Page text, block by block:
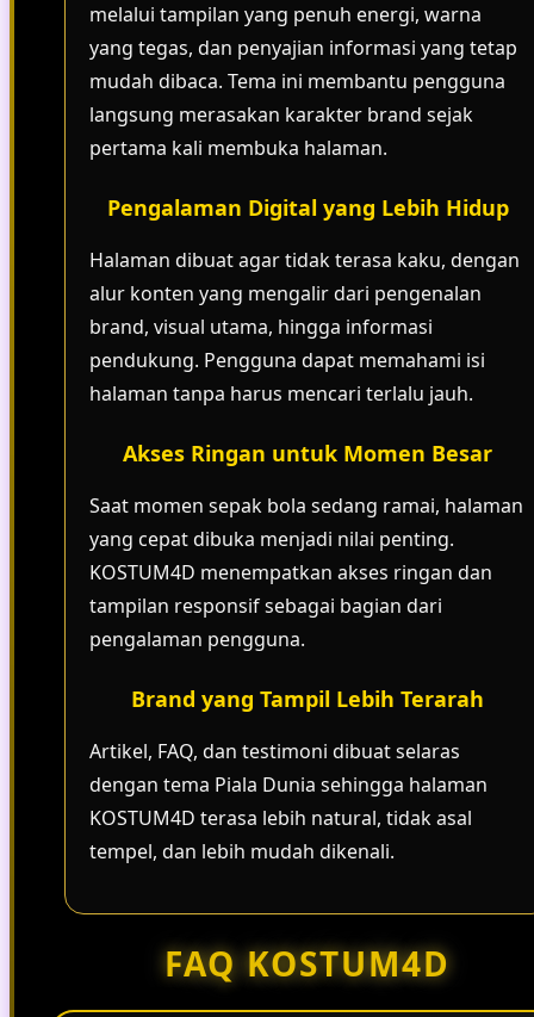
melalui tampilan yang penuh energi, warna
yang tegas, dan penyajian informasi yang tetap
mudah dibaca. Tema ini membantu pengguna
langsung merasakan karakter brand sejak
pertama kali membuka halaman.
Pengalaman Digital yang Lebih Hidup
Halaman dibuat agar tidak terasa kaku, dengan
alur konten yang mengalir dari pengenalan
brand, visual utama, hingga informasi
pendukung. Pengguna dapat memahami isi
halaman tanpa harus mencari terlalu jauh.
Akses Ringan untuk Momen Besar
Saat momen sepak bola sedang ramai, halaman
yang cepat dibuka menjadi nilai penting.
KOSTUM4D menempatkan akses ringan dan
tampilan responsif sebagai bagian dari
pengalaman pengguna.
Brand yang Tampil Lebih Terarah
Artikel, FAQ, dan testimoni dibuat selaras
dengan tema Piala Dunia sehingga halaman
KOSTUM4D terasa lebih natural, tidak asal
tempel, dan lebih mudah dikenali.
FAQ KOSTUM4D